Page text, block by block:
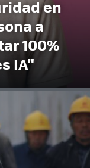
en
a
100%
IA"